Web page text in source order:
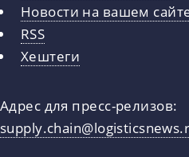
Новости на вашем
RSS
Хештеги
Адрес для пресс-релизов: